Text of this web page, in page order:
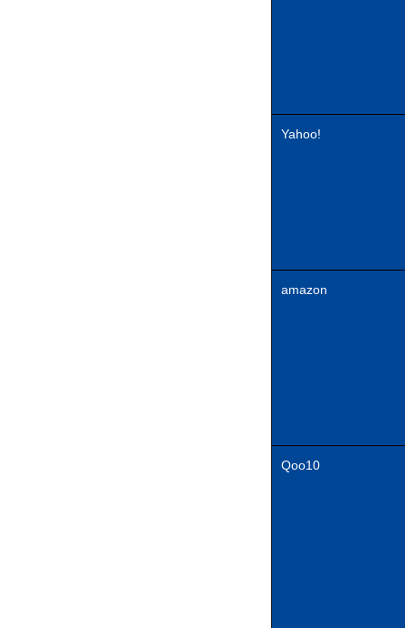
Yahoo!
amazon
Qoo10